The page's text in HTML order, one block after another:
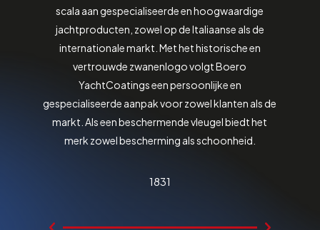
scala aan gespecialiseerde en hoogwaardige
jachtproducten, zowel op de Italiaanse als de
internationale markt. Met het historische en
vertrouwde zwanenlogo volgt Boero
YachtCoatings een persoonlijke en
gespecialiseerde aanpak voor zowel klanten als de
markt. Als een beschermende vleugel biedt het
merk zowel bescherming als schoonheid.
1831